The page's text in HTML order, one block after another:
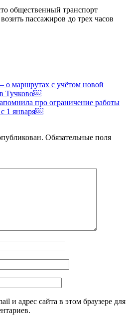
общественный транспорт
пассажиров до трех часов
о маршрутах с учётом новой
в Тучково￼
про ограничение работы
с 1 января￼
Обязательные поля
и адрес сайта в этом браузере для